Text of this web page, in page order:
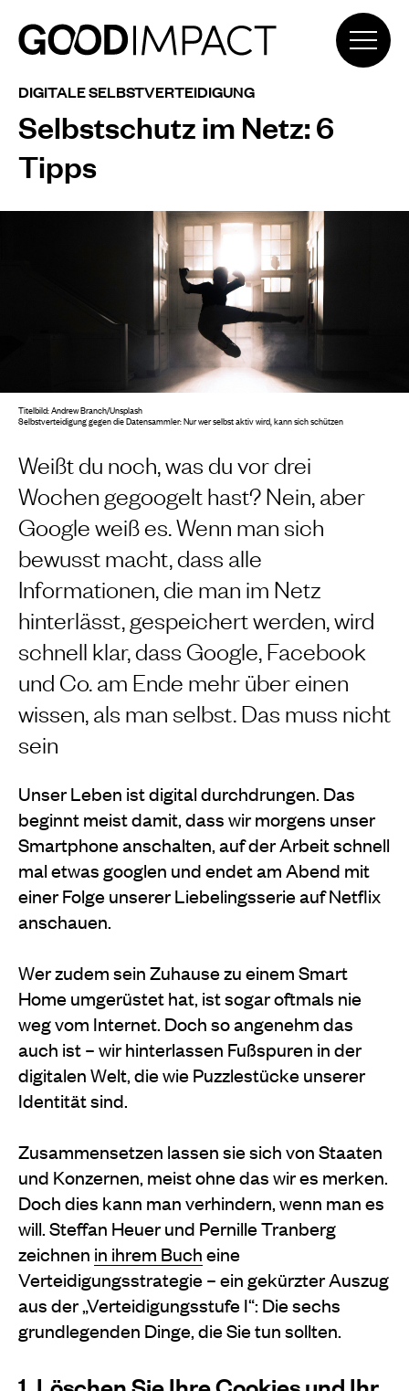
DIGITALE SELBSTVERTEIDIGUNG
Selbstschutz im Netz: 6
Tipps
Weißt du noch, was du vor drei
Wochen gegoogelt hast? Nein, aber
Google weiß es. Wenn man sich
bewusst macht, dass alle
Informationen, die man im Netz
hinterlässt, gespeichert werden, wird
schnell klar, dass Google, Facebook
und Co. am Ende mehr über einen
wissen, als man selbst. Das muss nicht
sein
Unser Leben ist digital durchdrungen. Das
beginnt meist damit, dass wir morgens unser
Smartphone anschalten, auf der Arbeit schnell
mal etwas googlen und endet am Abend mit
einer Folge unserer Liebelingsserie auf Netflix
anschauen.
Wer zudem sein Zuhause zu einem Smart
Home umgerüstet hat, ist sogar oftmals nie
weg vom Internet. Doch so angenehm das
auch ist – wir hinterlassen Fußspuren in der
digitalen Welt, die wie Puzzlestücke unserer
Identität sind.
Zusammensetzen lassen sie sich von Staaten
und Konzernen, meist ohne das wir es merken.
Doch dies kann man verhindern, wenn man es
will. Steffan Heuer und Pernille Tranberg
zeichnen in ihrem Bucheine
Verteidigungsstrategie – ein gekürzter Auszug
aus der „Verteidigungsstufe I“: Die sechs
grundlegenden Dinge, die Sie tun sollten.
1. Löschen Sie Ihre Cookies und Ihr
Titelbild: Andrew Branch/Unsplash
Selbstverteidigung gegen die Datensammler: Nur wer selbst aktiv wird, kann sich schützen